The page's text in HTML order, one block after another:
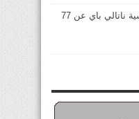
وفاة الممثلة الفرنسية ناتالي باي عن 77